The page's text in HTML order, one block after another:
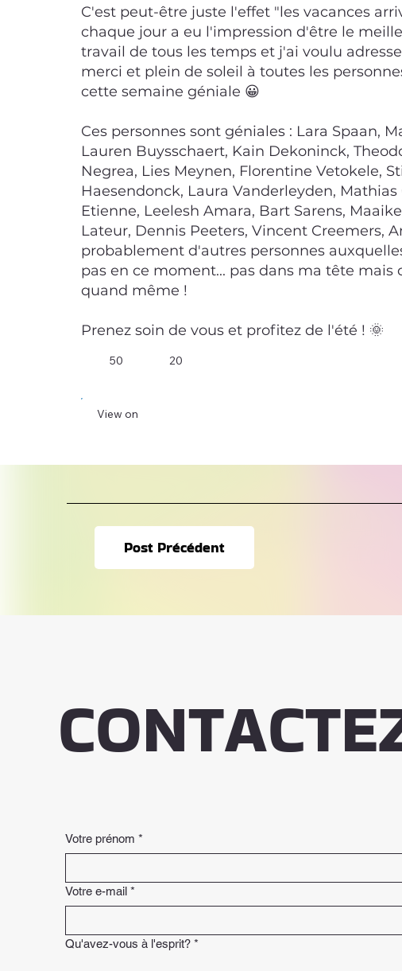
Post Précédent
C'est peut-être juste l'effet "les vacances
chaque jour a eu l'impression d'être le
travail de tous les temps et j'ai voulu
merci et plein de soleil à toutes les
cette semaine géniale 😀
Ces personnes sont géniales : Lara Spaan,
Lauren Buysschaert, Kain Dekoninck,
Negrea, Lies Meynen, Florentine Vetokele,
Haesendonck, Laura Vanderleyden, Mathias
Etienne, Leelesh Amara, Bart Sarens,
Lateur, Dennis Peeters, Vincent Creemers,
probablement d'autres personnes
pas en ce moment... pas dans ma tête
quand même !
Prenez soin de vous et profitez de l'été ! 🌞
50 20
View on
Votre prénom *
Votre e-mail *
Qu'avez-vous à l'esprit? *